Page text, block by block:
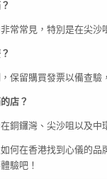
常常見，特別是在尖沙
保留購買發票以備查驗
店？
銅鑼灣、尖沙咀以及中
何在香港找到心儀的
驗吧！